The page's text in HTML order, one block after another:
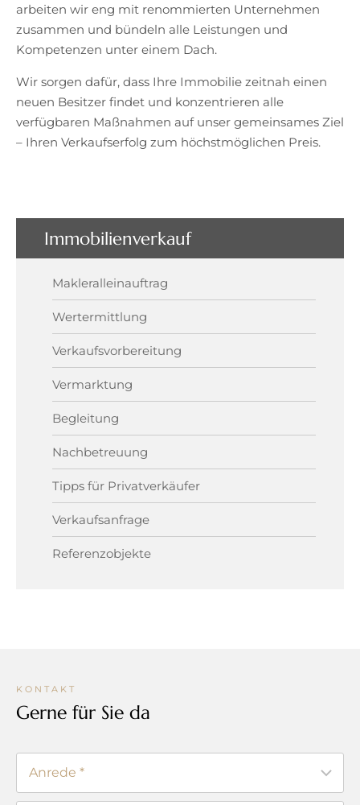
arbeiten wir eng mit renommierten Unternehmen
zusammen und bündeln alle Leistungen und
Kompetenzen unter einem Dach.
Wir sorgen dafür, dass Ihre Immobilie zeitnah einen
neuen Besitzer findet und konzentrieren alle
verfügbaren Maßnahmen auf unser gemeinsames Ziel
– Ihren Verkaufserfolg zum höchstmöglichen Preis.
Immobilienverkauf
Makleralleinauftrag
Wertermittlung
Verkaufsvorbereitung
Vermarktung
Begleitung
Nachbetreuung
Tipps für Privatverkäufer
Verkaufsanfrage
Referenzobjekte
KONTAKT
Gerne für Sie da